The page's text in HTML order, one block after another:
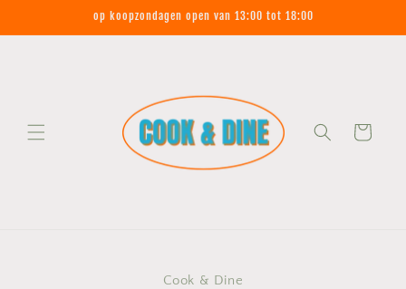
content
op koopzondagen open van 13:00 tot 18:00
Winkelwagen
Cook & Dine